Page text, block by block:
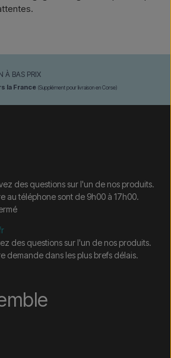
À BAS PRIX
la France(Supplément pour livraison en Corse)
des questions sur l'un de nos produits.
au téléphone sont de 9h00 à 17h00.
des questions sur l'un de nos produits.
demande dans les plus brefs délais.